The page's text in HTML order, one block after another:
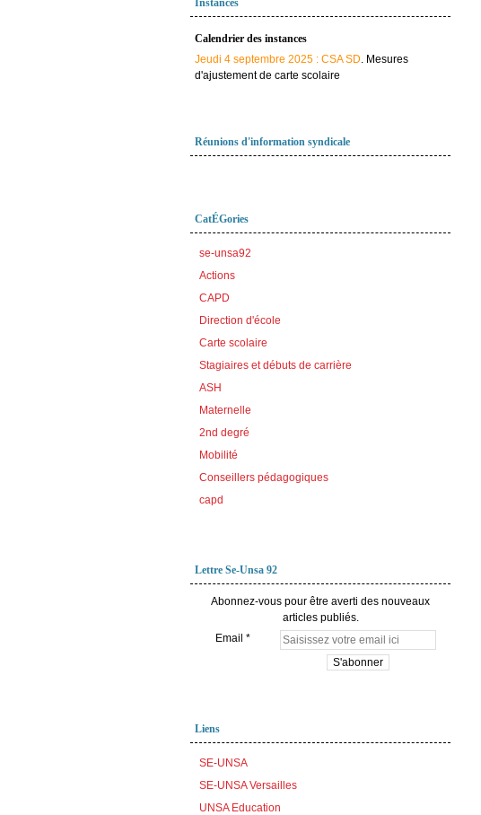
Instances
Calendrier des instances
Jeudi 4 septembre 2025 : CSA SD. Mesures
d'ajustement de carte scolaire
Réunions d'information syndicale
CatÉGories
se-unsa92
Actions
CAPD
Direction d'école
Carte scolaire
Stagiaires et débuts de carrière
ASH
Maternelle
2nd degré
Mobilité
Conseillers pédagogiques
capd
Lettre Se-Unsa 92
Abonnez-vous pour être averti des nouveaux
articles publiés.
Email
Liens
SE-UNSA
SE-UNSA Versailles
UNSA Education